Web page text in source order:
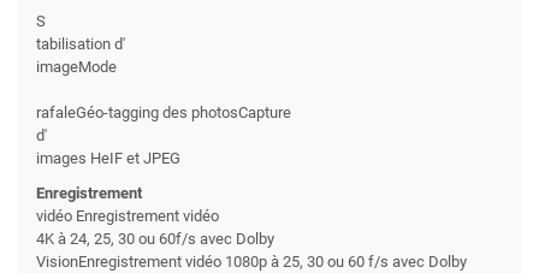
S
tabilisation d'
imageMode
rafaleGéo-tagging des photosCapture
d'
images HeIF et JPEG
Enregistrement
vidéo Enregistrement vidéo
4K à 24, 25, 30 ou 60f/s avec Dolby
VisionEnregistrement vidéo 1080p à 25, 30 ou 60 f/s avec Dolby